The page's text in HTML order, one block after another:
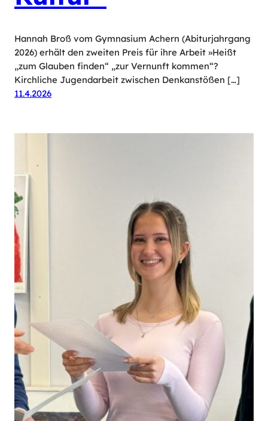
Hannah Broß vom Gymnasium Achern (Abiturjahrgang
2026) erhält den zweiten Preis für ihre Arbeit »Heißt
„zum Glauben finden“ „zur Vernunft kommen“?
Kirchliche Jugendarbeit zwischen Denkanstößen […]
11.4.2026